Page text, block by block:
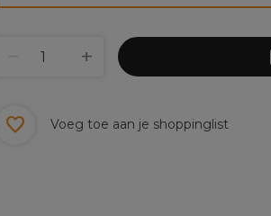
Voeg toe aan je shoppinglist